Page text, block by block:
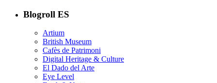
Blogroll ES
Artium
British Museum
Cafès de Patrimoni
Digital Heritage & Culture
El Dado del Arte
Eye Level